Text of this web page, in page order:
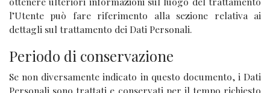
l’Utente può fare riferimento alla sezione relativa ai
dettagli sul trattamento dei Dati Personali.
Periodo di conservazione
Se non diversamente indicato in questo documento, i Dati
Personali sono trattati e conservati per il tempo richiesto